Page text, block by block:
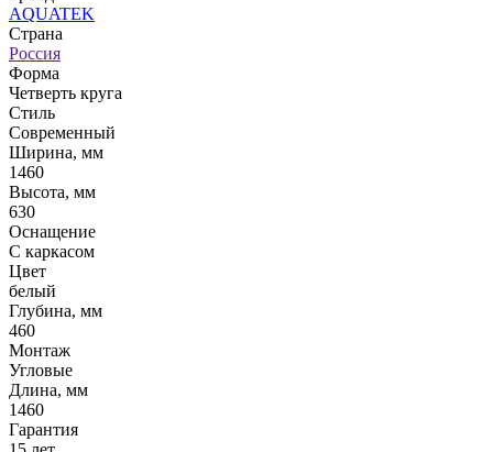
AQUATEK
Страна
Россия
Форма
Четверть круга
Стиль
Современный
Ширина, мм
1460
Высота, мм
630
Оснащение
С каркасом
Цвет
белый
Глубина, мм
460
Монтаж
Угловые
Длина, мм
1460
Гарантия